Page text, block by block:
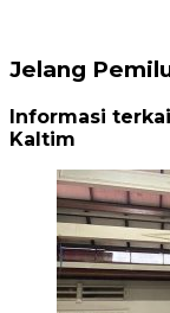
Jelang
Informasi
Kaltim